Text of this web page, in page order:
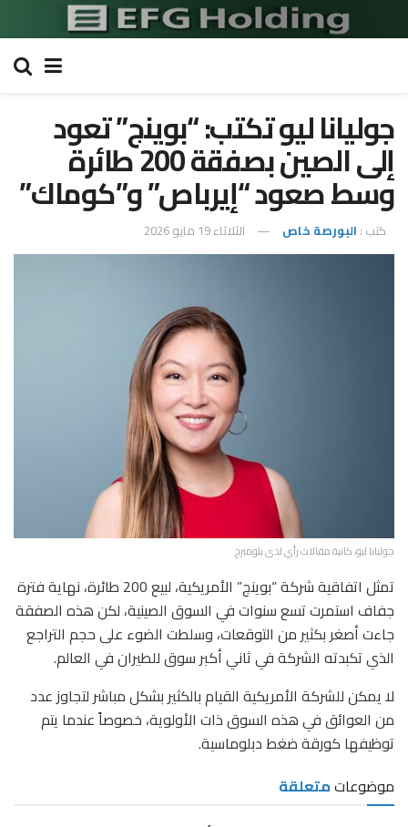
جوليانا ليو تكتب: “بوينج” تعود
إلى الصين بصفقة 200 طائرة
وسط صعود “إيرباص” و”كوماك”
كتب : البورصة خاص الثلاثاء 19 مايو 2026
جوليانا ليو، كاتبة مقالات رأي لدى بلومبرج
تمثل اتفاقية شركة “بوينج” الأمريكية، لبيع 200 طائرة، نهاية فترة
جفاف استمرت تسع سنوات في السوق الصينية، لكن هذه الصفقة
جاءت أصغر بكثير من التوقعات، وسلطت الضوء على حجم التراجع
الذي تكبدته الشركة في ثاني أكبر سوق للطيران في العالم.
لا يمكن للشركة الأمريكية القيام بالكثير بشكل مباشر لتجاوز عدد
من العوائق في هذه السوق ذات الأولوية، خصوصاً عندما يتم
توظيفها كورقة ضغط دبلوماسية.
موضوعاتمتعلقة